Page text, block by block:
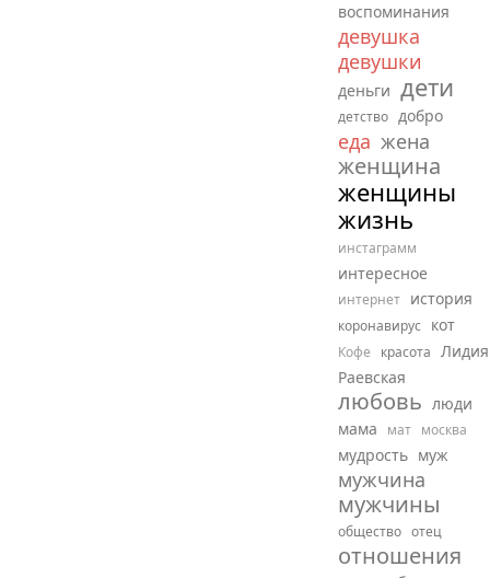
воспоминания
девушка
девушки
деньги дети
детство добро
еда жена
женщина
женщины
жизнь
инстаграмм
интересное
интернет история
коронавирус кот
Кофе красота Лидия
Раевская
любовь люди
мама
мат москва
мудрость муж
мужчина
мужчины
общество отец
отношения